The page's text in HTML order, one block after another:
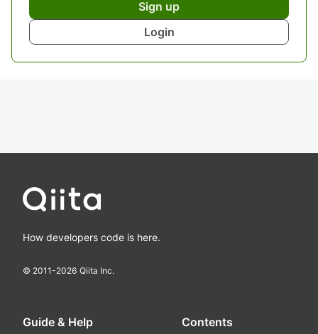
Sign up
Login
How developers code is here.
© 2011-2026 Qiita Inc.
Guide & Help Contents